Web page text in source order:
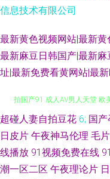
信息技术有限公司
最新黄色视频网站|最新
最新麻豆日韩国产|最新
址|最新免费看黄网站|最
超碰人人上人人摸 avav久 色
拍国产91 成人AV男人天堂 欧
超碰人妻自拍豆花 6; 国
日皮片 午夜神马伦理 毛
线播放 91视频免费在线
潮一区二区 午夜理论片